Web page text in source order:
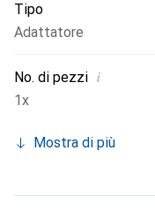
Tipo
Adattatore
No. di pezzi i
1x
Mostra di più